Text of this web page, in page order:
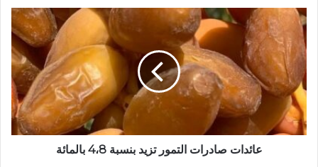
عائدات صادرات التمور تزيد بنسبة 4،8 بالمائة